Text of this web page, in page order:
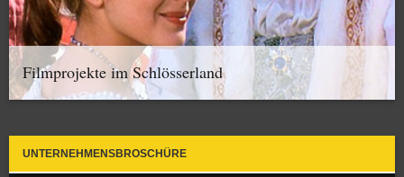
Filmprojekte im Schlösserland
UNTERNEHMENSBROSCHÜRE